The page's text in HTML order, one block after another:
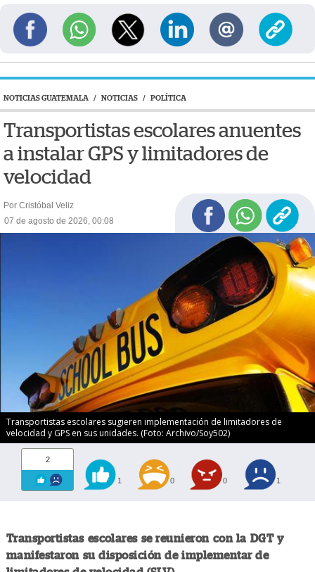
NOTICIAS GUATEMALA / NOTICIAS / POLÍTICA
Transportistas escolares anuentes
a instalar GPS y limitadores de
velocidad
Por Cristóbal Veliz
07 de agosto de 2026, 00:08
Transportistas escolares sugieren implementación de limitadores de
velocidad y GPS en sus unidades. (Foto: Archivo/Soy502)
2
1 0 0 1
Transportistas escolares se reunieron con la DGT y
manifestaron su disposición de implementar de